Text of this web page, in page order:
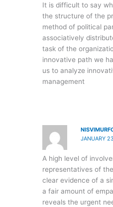
It is difficult to say
the structure of the
method of political
associatively
task of the
innovative path we
us to analyze
management
JANUARY
A high level of
representatives of
clear evidence of a
a fair amount of
reveals the urgent